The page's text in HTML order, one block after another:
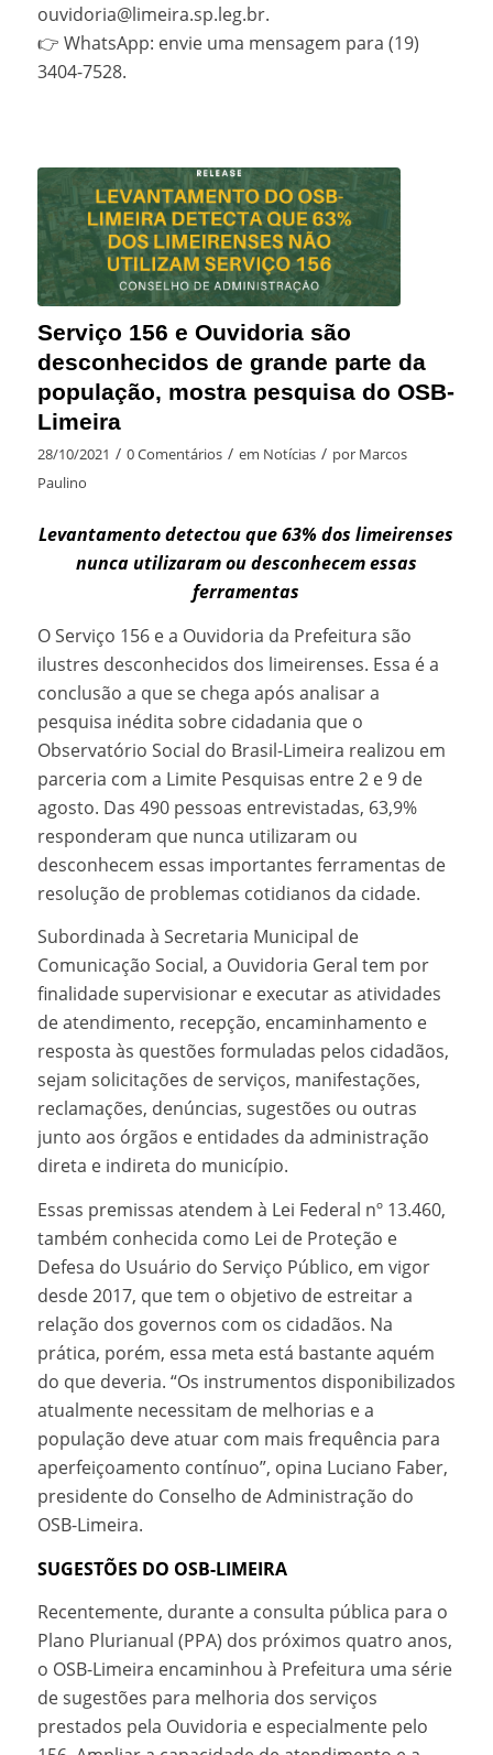
ouvidoria@limeira.sp.leg.br.
👉 WhatsApp: envie uma mensagem para (19)
3404-7528.
Serviço 156 e Ouvidoria são
desconhecidos de grande parte da
população, mostra pesquisa do OSB-
Limeira
28/10/2021 / 0 Comentários / em Notícias / por Marcos
Paulino
Levantamento detectou que 63% dos limeirenses
nunca utilizaram ou desconhecem essas
ferramentas
O Serviço 156 e a Ouvidoria da Prefeitura são
ilustres desconhecidos dos limeirenses. Essa é a
conclusão a que se chega após analisar a
pesquisa inédita sobre cidadania que o
Observatório Social do Brasil-Limeira realizou em
parceria com a Limite Pesquisas entre 2 e 9 de
agosto. Das 490 pessoas entrevistadas, 63,9%
responderam que nunca utilizaram ou
desconhecem essas importantes ferramentas de
resolução de problemas cotidianos da cidade.
Subordinada à Secretaria Municipal de
Comunicação Social, a Ouvidoria Geral tem por
finalidade supervisionar e executar as atividades
de atendimento, recepção, encaminhamento e
resposta às questões formuladas pelos cidadãos,
sejam solicitações de serviços, manifestações,
reclamações, denúncias, sugestões ou outras
junto aos órgãos e entidades da administração
direta e indireta do município.
Essas premissas atendem à Lei Federal nº 13.460,
também conhecida como Lei de Proteção e
Defesa do Usuário do Serviço Público, em vigor
desde 2017, que tem o objetivo de estreitar a
relação dos governos com os cidadãos. Na
prática, porém, essa meta está bastante aquém
do que deveria. “Os instrumentos disponibilizados
atualmente necessitam de melhorias e a
população deve atuar com mais frequência para
aperfeiçoamento contínuo”, opina Luciano Faber,
presidente do Conselho de Administração do
OSB-Limeira.
SUGESTÕES DO OSB-LIMEIRA
Recentemente, durante a consulta pública para o
Plano Plurianual (PPA) dos próximos quatro anos,
o OSB-Limeira encaminhou à Prefeitura uma série
de sugestões para melhoria dos serviços
prestados pela Ouvidoria e especialmente pelo